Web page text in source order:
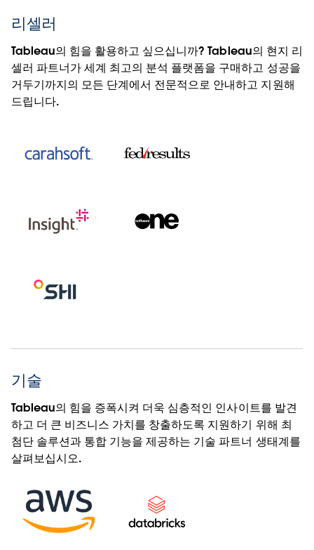
리셀러
Tableau의 힘을 활용하고 싶으십니까? Tableau의 현지 리
셀러 파트너가 세계 최고의 분석 플랫폼을 구매하고 성공을
거두기까지의 모든 단계에서 전문적으로 안내하고 지원해
드립니다.
기술
Tableau의 힘을 증폭시켜 더욱 심층적인 인사이트를 발견
하고 더 큰 비즈니스 가치를 창출하도록 지원하기 위해 최
첨단 솔루션과 통합 기능을 제공하는 기술 파트너 생태계를
살펴보십시오.